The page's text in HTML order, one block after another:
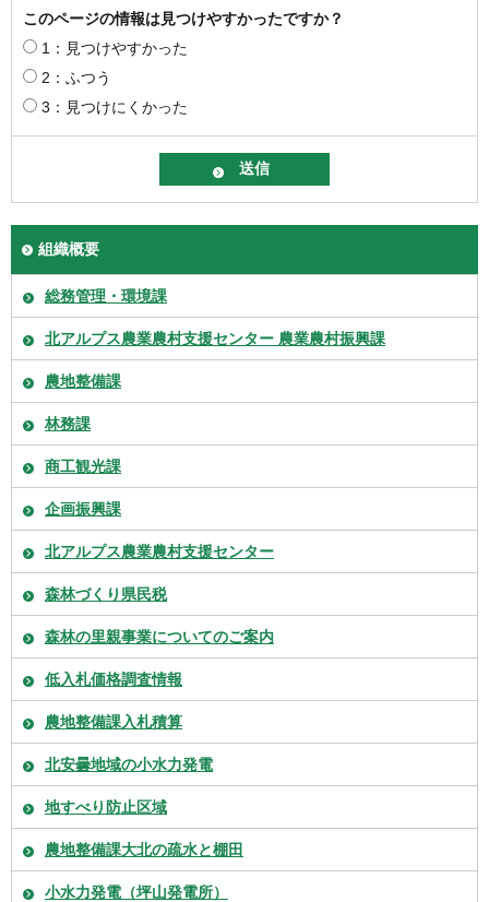
このページの情報は見つけやすかったですか？
1：見つけやすかった
2：ふつう
3：見つけにくかった
組織概要
総務管理・環境課
北アルプス農業農村支援センター 農業農村振興課
農地整備課
林務課
商工観光課
企画振興課
北アルプス農業農村支援センター
森林づくり県民税
森林の里親事業についてのご案内
低入札価格調査情報
農地整備課入札積算
北安曇地域の小水力発電
地すべり防止区域
農地整備課大北の疏水と棚田
小水力発電（坪山発電所）